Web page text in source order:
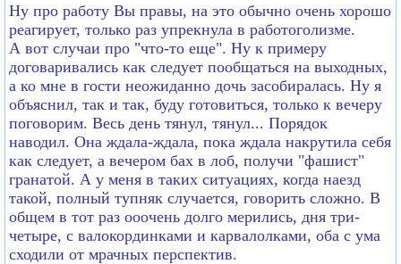
Ну про работу Вы правы, на это обычно очень хорошо
реагирует, только раз упрекнула в работоголизме.
А вот случаи про "что-то еще". Ну к примеру
договаривались как следует пообщаться на выходных,
а ко мне в гости неожиданно дочь засобиралась. Ну я
объяснил, так и так, буду готовиться, только к вечеру
поговорим. Весь день тянул, тянул... Порядок
наводил. Она ждала-ждала, пока ждала накрутила себя
как следует, а вечером бах в лоб, получи "фашист"
гранатой. А у меня в таких ситуациях, когда наезд
такой, полный тупняк случается, говорить сложно. В
общем в тот раз ооочень долго мерились, дня три-
четыре, с валокординками и карвалолками, оба с ума
сходили от мрачных перспектив.